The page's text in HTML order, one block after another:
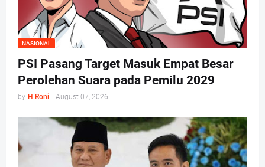
NASIONAL
PSI Pasang Target Masuk Empat Besar
Perolehan Suara pada Pemilu 2029
by H Roni - August 07, 2026